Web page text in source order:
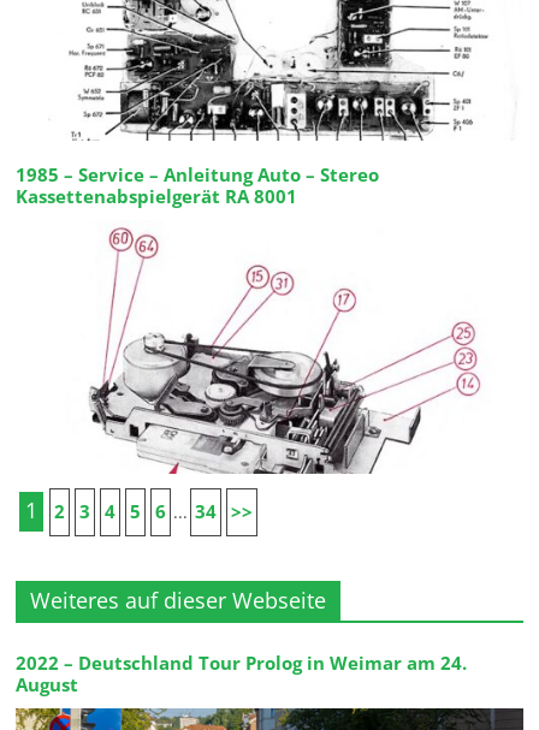
1985 – Service – Anleitung Auto – Stereo
Kassettenabspielgerät RA 8001
1 2 3 4 5 6 ... 34 >>
Weiteres auf dieser Webseite
2022 – Deutschland Tour Prolog in Weimar am 24.
August